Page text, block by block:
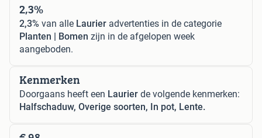
2,3%
2,3% van alle Laurier advertenties in de categorie
Planten | Bomen zijn in de afgelopen week
aangeboden.
Kenmerken
Doorgaans heeft een Laurier de volgende kenmerken:
Halfschaduw, Overige soorten, In pot, Lente.